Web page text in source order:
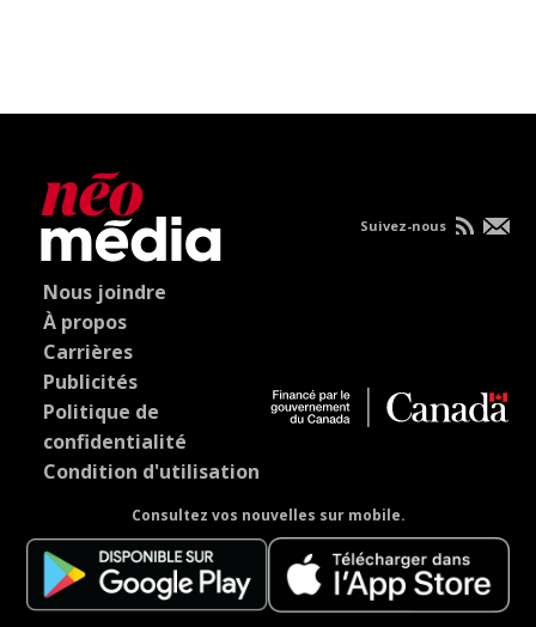
Nous joindre
À propos
Carrières
Publicités
Politique de
confidentialité
Condition d'utilisation
Consultez vos nouvelles sur mobile.
Suivez-nous